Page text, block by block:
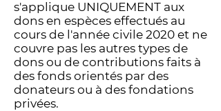
s'applique UNIQUEMENT aux
dons en espèces effectués au
cours de l'année civile 2020 et ne
couvre pas les autres types de
dons ou de contributions faits à
des fonds orientés par des
donateurs ou à des fondations
privées.